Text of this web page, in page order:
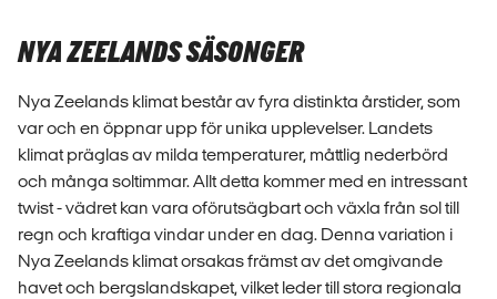
NYA ZEELANDS SÄSONGER
Nya Zeelands klimat består av fyra distinkta årstider, som
var och en öppnar upp för unika upplevelser. Landets
klimat präglas av milda temperaturer, måttlig nederbörd
och många soltimmar. Allt detta kommer med en intressant
twist - vädret kan vara oförutsägbart och växla från sol till
regn och kraftiga vindar under en dag. Denna variation i
Nya Zeelands klimat orsakas främst av det omgivande
havet och bergslandskapet, vilket leder till stora regionala